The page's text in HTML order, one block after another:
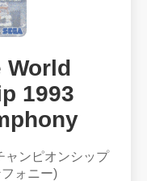
World
1993
ャンピオンシップ
ォニー)